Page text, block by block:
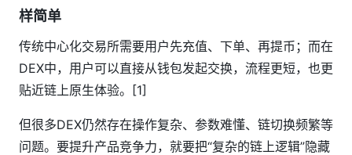
样简单
传统中心化交易所需要用户先充值、下单、再提币；而在
DEX中，用户可以直接从钱包发起交换，流程更短，也更
贴近链上原生体验。[1]
但很多DEX仍然存在操作复杂、参数难懂、链切换频繁等
问题。要提升产品竞争力，就要把“复杂的链上逻辑”隐藏